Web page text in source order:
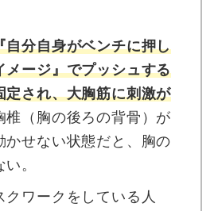
自分自身がベンチに押し
メージ』でプッシュする
定され、大胸筋に刺激が
椎（胸の後ろの背骨）が
かせない状態だと、胸の
。
ワークをしている人